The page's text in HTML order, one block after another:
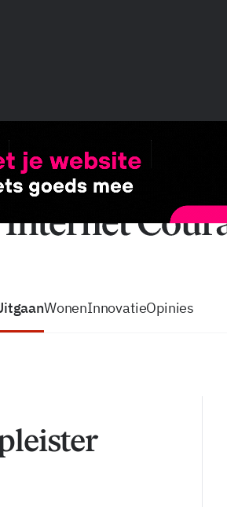
WonenInnovatieOpinies